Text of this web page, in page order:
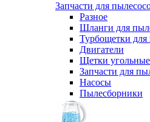
Запчасти для
Разное
Шланги для
Турбощетки для
Двигатели
Щетки
Запчасти для
Насосы
Пылесборники